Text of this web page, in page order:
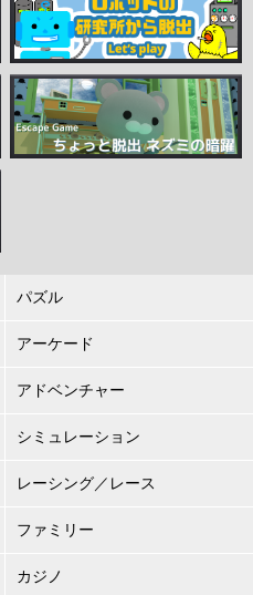
パズル
アーケード
アドベンチャー
シミュレーション
レーシング／レース
ファミリー
カジノ